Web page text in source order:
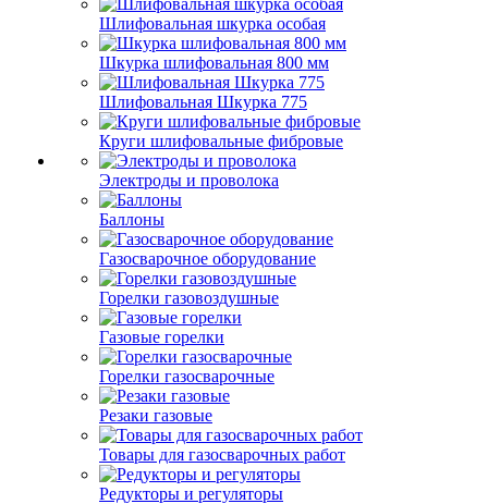
Шлифовальная шкурка особая
Шкурка шлифовальная 800 мм
Шлифовальная Шкурка 775
Круги шлифовальные фибровые
Электроды и проволока
Баллоны
Газосварочное оборудование
Горелки газовоздушные
Газовые горелки
Горелки газосварочные
Резаки газовые
Товары для газосварочных работ
Редукторы и регуляторы